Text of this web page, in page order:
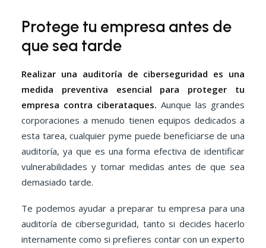
Protege tu empresa antes de
que sea tarde
Realizar una auditoría de ciberseguridad es una
medida preventiva esencial para proteger tu
empresa contra ciberataques. Aunque las grandes
corporaciones a menudo tienen equipos dedicados a
esta tarea, cualquier pyme puede beneficiarse de una
auditoría, ya que es una forma efectiva de identificar
vulnerabilidades y tomar medidas antes de que sea
demasiado tarde.
Te podemos ayudar a preparar tu empresa para una
auditoría de ciberseguridad, tanto si decides hacerlo
internamente como si prefieres contar con un experto